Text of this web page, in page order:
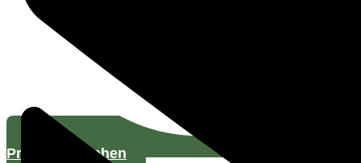
Projekte ansehen